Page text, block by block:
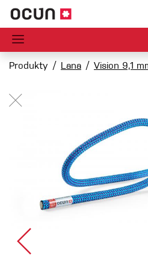
Produkty Lana Vision 9,1